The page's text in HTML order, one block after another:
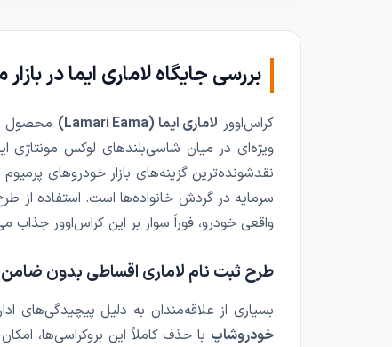
بررسی جایگاه لاماری ایما در
کراس‌اوور لاماری ایما (Lamari Eama)
محصول
ویژه‌ای در میان شاسی‌بلندهای لوکس مونتاژی
نقدشونده‌ترین گزینه‌های بازار خودروهای
سرمایه در گردش خانواده‌ها است. استفاده از
واقعی خودرو، فوراً سوار بر این کراس‌اوور
طرح ثبت نام لاماری اقساطی بدون
بسیاری از علاقه‌مندان به دلیل
خودروشاپ با حذف کاملاً این بروکراسی‌ها، امکان